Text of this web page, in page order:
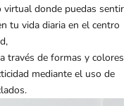
virtual donde puedas sentir
tu vida diaria en el centro
través de formas y colores
mediante el uso de